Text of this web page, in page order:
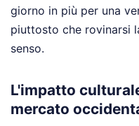
giorno in più per una
piuttosto che rovinarsi
senso.
L'impatto
mercato